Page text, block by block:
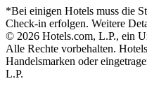
*Bei einigen Hotels muss die
Check-in erfolgen. Weitere
© 2026 Hotels.com, L.P., ein
Alle Rechte vorbehalten.
Handelsmarken oder
L.P.